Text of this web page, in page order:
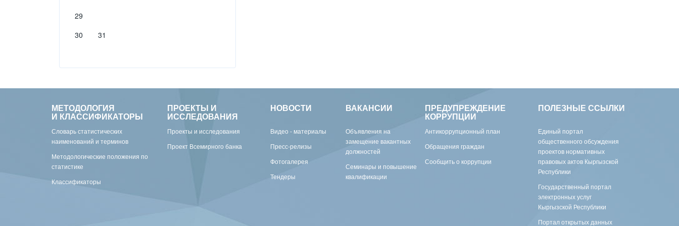
29
30
31
МЕТОДОЛОГИЯ
И КЛАССИФИКАТОРЫ
Словарь статистических
наименований и терминов
Методологические положения по
статистике
Классификаторы
ПРОЕКТЫ И
ИССЛЕДОВАНИЯ
Проекты и исследования
Проект Всемирного банка
НОВОСТИ
Видео - материалы
Пресс-релизы
Фотогалерея
Тендеры
ВАКАНСИИ
Объявления на
замещение вакантных
должностей
Семинары и повышение
квалификации
ПРЕДУПРЕЖДЕНИЕ
КОРРУПЦИИ
Антикоррупционный план
Обращения граждан
Сообщить о коррупции
ПОЛЕЗНЫЕ ССЫЛКИ
Единый портал
общественного обсуждения
проектов нормативных
правовых актов Кыргызской
Республики
Государственный портал
электронных услуг
Кыргызской Республики
Портал открытых данных